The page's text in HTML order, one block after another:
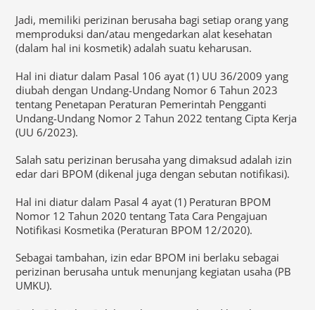
Jadi, memiliki perizinan berusaha bagi setiap orang yang
memproduksi dan/atau mengedarkan alat kesehatan
(dalam hal ini kosmetik) adalah suatu keharusan.
Hal ini diatur dalam Pasal 106 ayat (1) UU 36/2009 yang
diubah dengan Undang-Undang Nomor 6 Tahun 2023
tentang Penetapan Peraturan Pemerintah Pengganti
Undang-Undang Nomor 2 Tahun 2022 tentang Cipta Kerja
(UU 6/2023).
Salah satu perizinan berusaha yang dimaksud adalah izin
edar dari BPOM (dikenal juga dengan sebutan notifikasi).
Hal ini diatur dalam Pasal 4 ayat (1) Peraturan BPOM
Nomor 12 Tahun 2020 tentang Tata Cara Pengajuan
Notifikasi Kosmetika (Peraturan BPOM 12/2020).
Sebagai tambahan, izin edar BPOM ini berlaku sebagai
perizinan berusaha untuk menunjang kegiatan usaha (PB
UMKU).